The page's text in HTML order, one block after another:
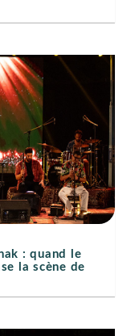
: quand le
la scène de